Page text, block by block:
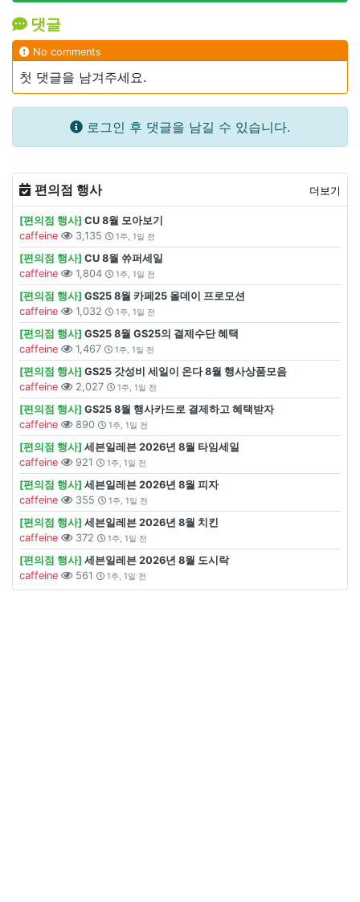
댓글
No comments
첫 댓글을 남겨주세요.
로그인 후 댓글을 남길 수 있습니다.
편의점 행사 더보기
[편의점 행사] CU 8월 모아보기
caffeine
3,135 1주, 1일 전
[편의점 행사] CU 8월 쓔퍼세일
caffeine
1,804 1주, 1일 전
[편의점 행사] GS25 8월 카페25 올데이 프로모션
caffeine
1,032 1주, 1일 전
[편의점 행사] GS25 8월 GS25의 결제수단 혜택
caffeine
1,467 1주, 1일 전
[편의점 행사] GS25 갓성비 세일이 온다 8월 행사상품모음
caffeine
2,027 1주, 1일 전
[편의점 행사] GS25 8월 행사카드로 결제하고 혜택받자
caffeine
890 1주, 1일 전
[편의점 행사] 세븐일레븐 2026년 8월 타임세일
caffeine
921 1주, 1일 전
[편의점 행사] 세븐일레븐 2026년 8월 피자
caffeine
355 1주, 1일 전
[편의점 행사] 세븐일레븐 2026년 8월 치킨
caffeine
372 1주, 1일 전
[편의점 행사] 세븐일레븐 2026년 8월 도시락
caffeine
561 1주, 1일 전